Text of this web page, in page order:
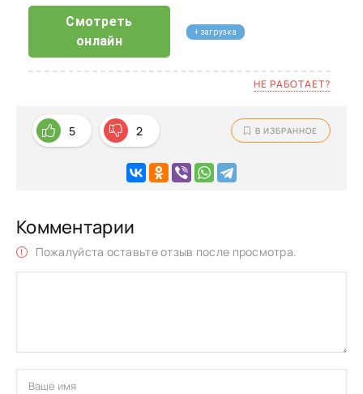
Смотреть
онлайн
+ загрузка
НЕ РАБОТАЕТ?
5 2 В ИЗБРАННОЕ
Комментарии
Пожалуйста оставьте отзыв после просмотра.